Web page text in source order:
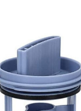
Elektrikli Süpürge
Fırın, Ocak ve Aspiratör